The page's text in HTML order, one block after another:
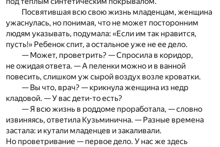
Посвятившая всю свою жизнь младенцам, женщина
ужаснулась, но понимая, что не может посторонним
людям указывать, подумала: «Если им так нравится,
пусть!» Ребенок спит, а остальное уже не ее дело.
— Может, проветрить? — Спросила в коридор,
не ожидая ответа. — А пеленки можно и в ванной
повесить, слишком уж сырой воздух возле кроватки.
— Вы что, врач? — крикнула женщина из недр
кладовой. — У вас дети-то есть?
— Я всю жизнь в роддоме проработала, — словно
извиняясь, ответила Кузьминична. — Разные времена
застала: и кутали младенцев и закаливали.
Но проветривание — первое дело. У нас же здесь